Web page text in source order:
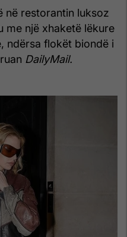
në restorantin luksoz
me një xhaketë lëkure
ndërsa flokët biondë i
DailyMail.